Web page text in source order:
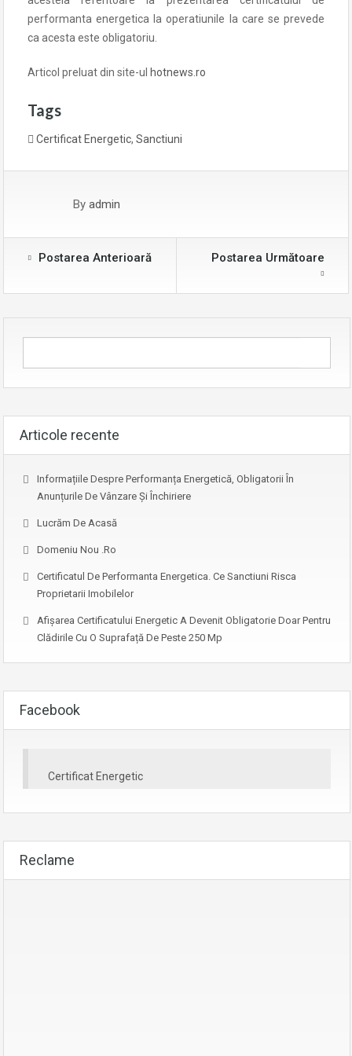
performanta energetica la operatiunile la care se prevede
ca acesta este obligatoriu.
Articol preluat din site-ul hotnews.ro
Tags
Certificat Energetic, Sanctiuni
By admin
Postarea Anterioară Postarea Următoare
Articole recente
Informațiile Despre Performanța Energetică, Obligatorii În
Anunțurile De Vânzare Și Închiriere
Lucrăm De Acasă
Domeniu Nou .ro
Certificatul De Performanta Energetica. Ce Sanctiuni Risca
Proprietarii Imobilelor
Afişarea Certificatului Energetic A Devenit Obligatorie Doar Pentru
Clădirile Cu O Suprafață De Peste 250 Mp
Facebook
Certificat Energetic
Reclame